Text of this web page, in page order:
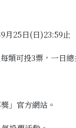
9月25日(日)23:59止
類可投3票，一日總
」官方網站。